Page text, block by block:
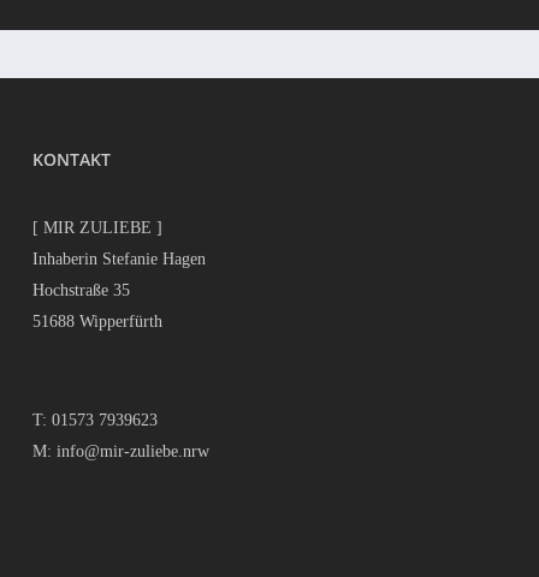
KONTAKT
[ MIR ZULIEBE ]
Inhaberin Stefanie Hagen
Hochstraße 35
51688 Wipperfürth
T: 01573 7939623
M: info@mir-zuliebe.nrw